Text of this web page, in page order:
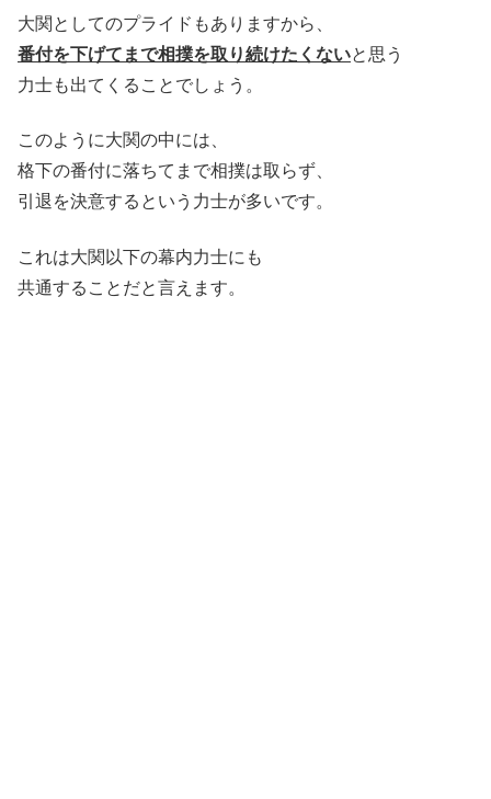
大関としてのプライドもありますから、
番付を下げてまで相撲を取り続けたくないと思う
力士も出てくることでしょう。
このように大関の中には、
格下の番付に落ちてまで相撲は取らず、
引退を決意するという力士が多いです。
これは大関以下の幕内力士にも
共通することだと言えます。